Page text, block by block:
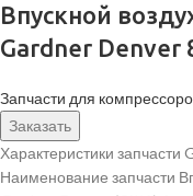
Впускной
Gardner Denver
Запчасти для
Заказать
Характеристики
Наименование запчасти